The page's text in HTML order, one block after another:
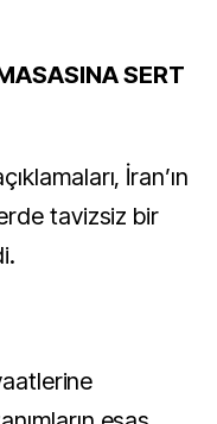
SERT
İran’ın
tavizsiz bir